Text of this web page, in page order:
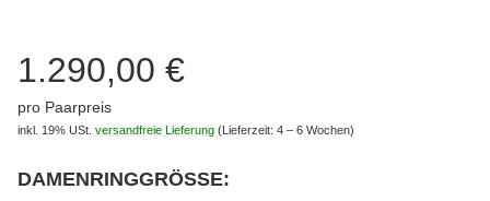
1.290,00 €
pro Paarpreis
inkl. 19% USt. versandfreie Lieferung (Lieferzeit: 4 – 6 Wochen)
DAMENRINGGRÖSSE: